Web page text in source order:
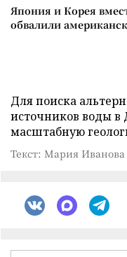
Япония и Корея
обвалили
Для поиска
источников воды в
масштабную
Текст: Мария Иванова